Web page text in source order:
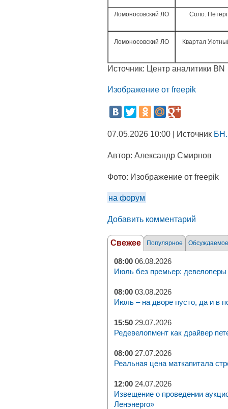
Ломоносовский ЛО Соло.
Ломоносовский ЛО Квартал
Источник: Центр аналитики BN
Изображение от freepik
07.05.2026 10:00 | Источник
Автор: Александр Смирнов
Фото: Изображение от freepik
на форум
Добавить комментарий
Свежее Популярное Обсуждаемое
08:00 06.08.2026
Июль без премьер: девелоперы
08:00 03.08.2026
Июль – на дворе пусто, да и в
15:50 29.07.2026
Редевелопмент как драйвер
08:00 27.07.2026
Реальная цена маткапитала
12:00 24.07.2026
Извещение о проведении
Ленэнерго»